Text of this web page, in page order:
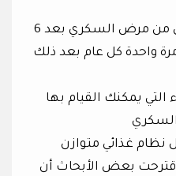
يجب إجراء فحص دم للتحقق من مرض السكري بعد 6
ومرة ​​واحدة كل عام بعد ذلك
يمكنك القيام بها
نظام غذائي متوازن
اقترحت بعض الأبحاث أن